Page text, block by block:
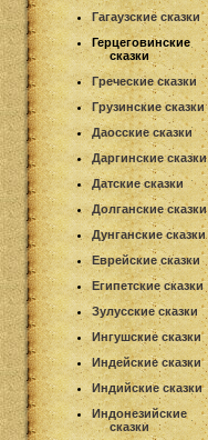
Гагаузские сказки
Герцеговинские
сказки
Греческие сказки
Грузинские сказки
Даосские сказки
Даргинские сказки
Датские сказки
Долганские сказки
Дунганские сказки
Еврейские сказки
Египетские сказки
Зулусские сказки
Ингушские сказки
Индейские сказки
Индийские сказки
Индонезийские
сказки